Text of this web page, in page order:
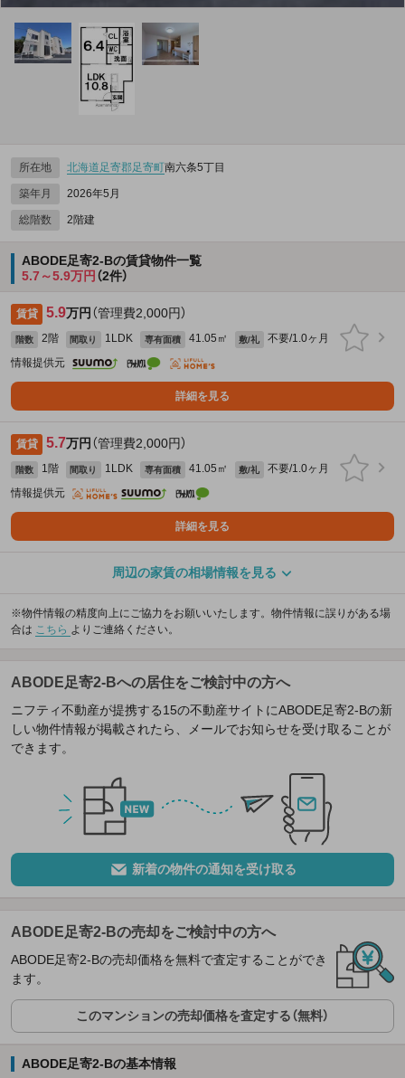
所在地 北海道足寄郡足寄町南六条5丁目
築年月 2026年5月
総階数 2階建
ABODE足寄2-Bの賃貸物件一覧
5.7～5.9万円 （2件）
賃貸 5.9万円 （管理費2,000円）
階数 2階 間取り 1LDK 専有面積 41.05㎡ 敷/礼
不要/1.0ヶ月
情報提供元
詳細を見る
賃貸 5.7万円 （管理費2,000円）
階数 1階 間取り 1LDK 専有面積 41.05㎡ 敷/礼
不要/1.0ヶ月
情報提供元
詳細を見る
周辺の家賃の相場情報を見る
※物件情報の精度向上にご協力をお願いいたします。物件情報に誤りがある場
合は こちら よりご連絡ください。
ABODE足寄2-Bへの居住をご検討中の方へ
ニフティ不動産が提携する15の不動産サイトにABODE足寄2-Bの新
しい物件情報が掲載されたら、メールでお知らせを受け取ることが
できます。
新着の物件の通知を受け取る
ABODE足寄2-Bの売却をご検討中の方へ
ABODE足寄2-Bの売却価格を無料で査定することができ
ます。
このマンションの売却価格を査定する（無料）
ABODE足寄2-Bの基本情報